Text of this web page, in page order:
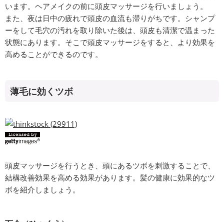
います。ヘアメイクの前に頭皮マッサージを行いましょう。
また、夜は日中の疲れで頭皮の血流も滞りがちです。シャンプ
ーをして毛穴の汚れを取り除いた後は、頭皮も清潔で温まった
状態にあります。そこで頭皮マッサージをすると、より効果を
高めることができるのです。
薄毛に効くツボ
頭皮マッサージを行うとき、頭にあるツボを刺激することで、
結構改善効果を高める効果があります。髪の健康に効果的なツ
ボを紹介しましょう。